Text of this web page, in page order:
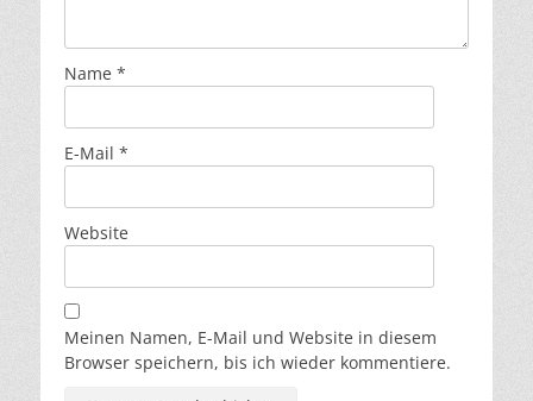
Name *
E-Mail *
Website
Meinen Namen, E-Mail und Website in diesem
Browser speichern, bis ich wieder kommentiere.